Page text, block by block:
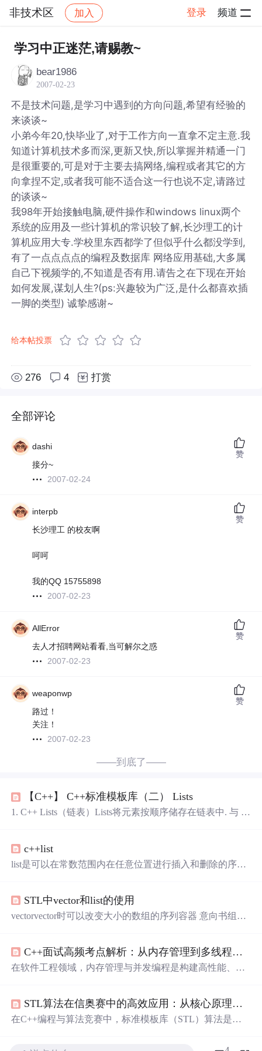
非技术区 加入 登录 频道
社区 非技术区 帖子详情
学习中正迷茫,请赐教~
bear1986
2007-02-23
不是技术问题,是学习中遇到的方向问题,希望有经验的
来谈谈~
小弟今年20,快毕业了,对于工作方向一直拿不定主意.我
知道计算机技术多而深,更新又快,所以掌握并精通一门
是很重要的,可是对于主要去搞网络,编程或者其它的方
向拿捏不定,或者我可能不适合这一行也说不定,请路过
的谈谈~
我98年开始接触电脑,硬件操作和windows linux两个
系统的应用及一些计算机的常识较了解,长沙理工的计
算机应用大专.学校里东西都学了但似乎什么都没学到,
有了一点点点点的编程及数据库 网络应用基础,大多属
自己下视频学的,不知道是否有用.请告之在下现在开始
如何发展,谋划人生?(ps:兴趣较为广泛,是什么都喜欢插
一脚的类型) 诚挚感谢~
给本帖投票
276 4 打赏
全部评论
dashi
接分~
2007-02-24
赞
interpb
长沙理工 的校友啊
呵呵
我的QQ 15755898
2007-02-23
赞
AllError
去人才招聘网站看看,当可解尔之惑
2007-02-23
赞
weaponwp
路过！
关注！
2007-02-23
赞
——到底了——
【C++】 C++标准模板库（二） Lists
1. C++ Lists（链表）Lists将元素按顺序储存在链表中. 与 向
返回指向第一个元素的迭代器clear()删除所有元素empty()如
果list是空的则返回trueend()返回末尾的迭代器erase()删除一
c++list
list是可以在常数范围内在任意位置进行插入和删除的序列
点中，在节点中通过指针指向其前一个元素和后一个元
素。 list与forward_list非常相似：最主要的不同在于forward
STL中vector和list的使用
vectorvector时可以改变大小的数组的序列容器 意向书组车
是与list不同,它们的大小可以动态的改变,其存储由容器自
动处理. vector擅长的方面 1. 通过为止索引访问单个元素.(O
C++面试高频考点解析：从内存管理到多线程并发
在软件工程领域，内存管理与并发编程是构建高性能、可
制，实现对内存的精确控制，从而避免内存泄漏和非法访
问。多线程并发则通过同步原语、原子操作等机制，确保
STL算法在信奥赛中的高效应用：从核心原理到实战解析
在C++编程与算法竞赛中，标准模板库（STL）算法是提